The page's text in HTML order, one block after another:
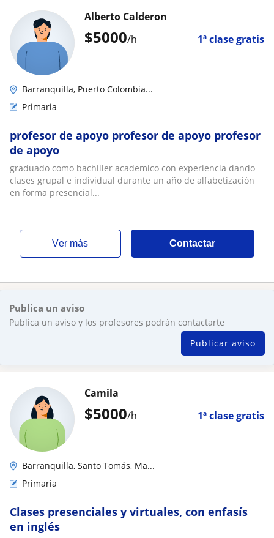
$5000/h 1ª clase gratis
Alberto Calderon
Barranquilla, Puerto Colombia...
Primaria
profesor de apoyo profesor de apoyo profesor
de apoyo
graduado como bachiller academico con experiencia dando
clases grupal e individual durante un año de alfabetización
en forma presencial...
ver más Contactar
Publica un aviso
Publica un aviso y los profesores podrán contactarte
Publicar aviso
$5000/h 1ª clase gratis
Camila
Barranquilla, Santo Tomás, Ma...
Primaria
Clases presenciales y virtuales, con enfasís
en inglés